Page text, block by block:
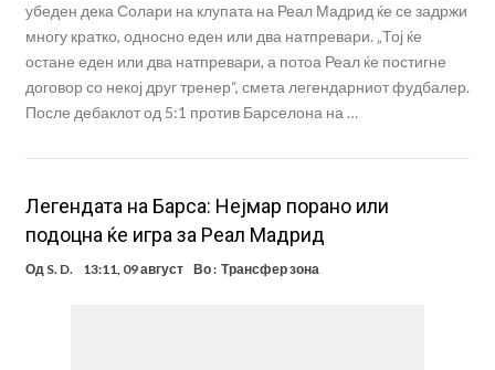
убеден дека Солари на клупата на Реал Мадрид ќе се задржи
многу кратко, односно еден или два натпревари. „Тој ќе
остане еден или два натпревари, а потоа Реал ќе постигне
договор со некој друг тренер“, смета легендарниот фудбалер.
После дебаклот од 5:1 против Барселона на …
Легендата на Барса: Нејмар порано или
подоцна ќе игра за Реал Мадрид
Од S. D. 13:11, 09 август Во : Трансфер зона